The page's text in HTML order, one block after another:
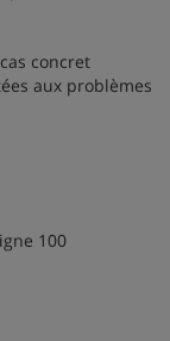
concret
aux problèmes
100